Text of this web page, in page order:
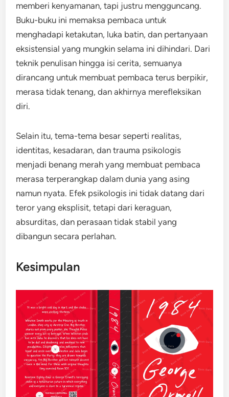
memberi kenyamanan, tapi justru mengguncang.
Buku-buku ini memaksa pembaca untuk
menghadapi ketakutan, luka batin, dan pertanyaan
eksistensial yang mungkin selama ini dihindari. Dari
teknik penulisan hingga isi cerita, semuanya
dirancang untuk membuat pembaca terus berpikir,
merasa tidak tenang, dan akhirnya merefleksikan
diri.
Selain itu, tema-tema besar seperti realitas,
identitas, kesadaran, dan trauma psikologis
menjadi benang merah yang membuat pembaca
merasa terperangkap dalam dunia yang asing
namun nyata. Efek psikologis ini tidak datang dari
teror yang eksplisit, tetapi dari keraguan,
absurditas, dan perasaan tidak stabil yang
dibangun secara perlahan.
Kesimpulan